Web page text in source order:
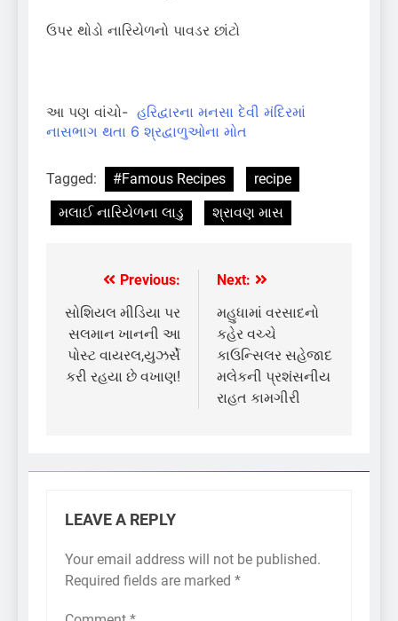
ઉપર થોડો નારિયેળનો પાવડર છાંટો
આ પણ વાંચો- હરિદ્વારના મનસા દેવી મંદિરમાં
નાસભાગ થતા 6 શ્રદ્વાળુઓના મોત
Tagged: #Famous Recipes
recipe
મલાઈ નારિયેળના લાડુ
શ્રાવણ માસ
Post
navigation
Previous:
સોશિયલ મીડિયા પર
સલમાન ખાનની આ
પોસ્ટ વાયરલ,યુઝર્સે
કરી રહયા છે વખાણ!
Next:
મહુધામાં વરસાદનો
કહેર વચ્ચે
કાઉન્સિલર સહેજાદ
મલેકની પ્રશંસનીય
રાહત કામગીરી
LEAVE A REPLY
Your email address will not be published.
Required fields are marked *